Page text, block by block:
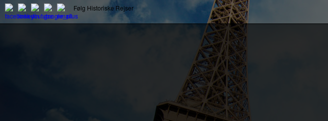
Følg Historiske Rejser